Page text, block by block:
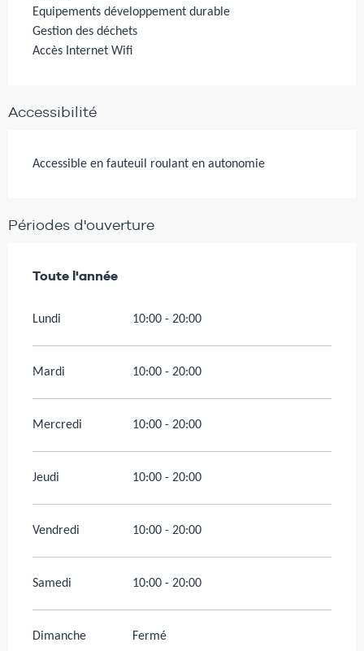
Equipements développement durable
Gestion des déchets
Accès Internet Wifi
Accessibilité
Accessible en fauteuil roulant en autonomie
Périodes d'ouverture
Toute l'année
Toute l'année
Lundi 10:00 - 20:00
Mardi 10:00 - 20:00
Mercredi 10:00 - 20:00
Jeudi 10:00 - 20:00
Vendredi 10:00 - 20:00
Samedi 10:00 - 20:00
Dimanche Fermé